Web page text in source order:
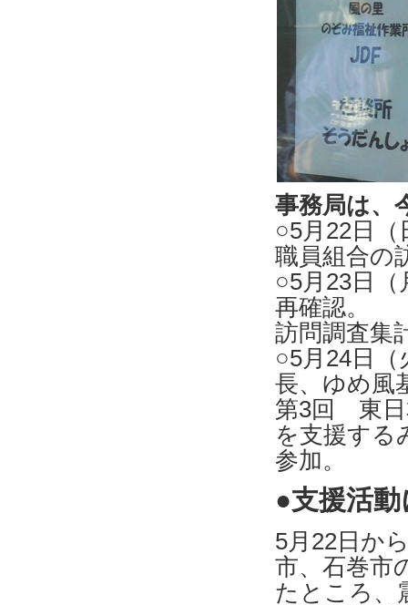
事務局は、
○5月22日
職員組合の
○5月23日
再確認。
訪問調査集
○5月24日（
長、ゆめ風
第3回 東日
を支援する
参加。
●支援活
5月22日か
市、石巻市
たところ、